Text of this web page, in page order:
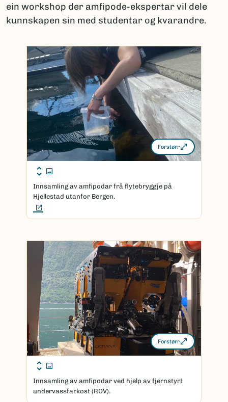
ein workshop der amfipode-ekspertar vil dele
kunnskapen sin med studentar og kvarandre.
Forstørr
Innsamling av amfipodar frå flytebryggje på
Hjellestad utanfor Bergen.
(Ekstern lenke)
Forstørr
Innsamling av amfipodar ved hjelp av fjernstyrt
undervassfarkost (ROV).